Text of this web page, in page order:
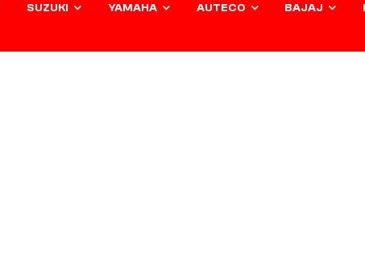
SUZUKI YAMAHA AUTECO BAJAJ